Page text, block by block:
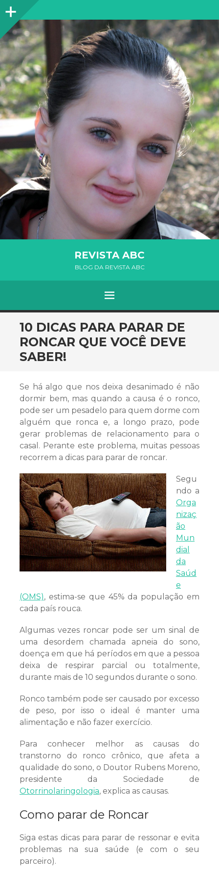
Sidebar
REVISTA ABC
BLOG DA REVISTA ABC
SKIP TO CONTENT
10 DICAS PARA PARAR DE
RONCAR QUE VOCÊ DEVE
SABER!
Se há algo que nos deixa desanimado é não
dormir bem, mas quando a causa é o ronco,
pode ser um pesadelo para quem dorme com
alguém que ronca e, a longo prazo, pode
gerar problemas de relacionamento para o
casal. Perante este problema, muitas pessoas
recorrem a dicas para parar de roncar.
Segu
ndo a
Orga
nizaç
ão
Mun
dial
da
Saúd
e
(OMS), estima-se que 45% da população em
cada país rouca.
Algumas vezes roncar pode ser um sinal de
uma desordem chamada apneia do sono,
doença em que há períodos em que a pessoa
deixa de respirar parcial ou totalmente,
durante mais de 10 segundos durante o sono.
Ronco também pode ser causado por excesso
de peso, por isso o ideal é manter uma
alimentação e não fazer exercício.
Para conhecer melhor as causas do
transtorno do ronco crônico, que afeta a
qualidade do sono, o Doutor Rubens Moreno,
presidente da Sociedade de
Otorrinolaringologia, explica as causas.
Como parar de Roncar
Siga estas dicas para parar de ressonar e evita
problemas na sua saúde (e com o seu
parceiro).